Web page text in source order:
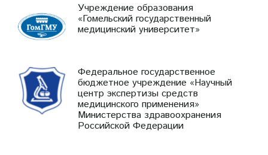
Учреждение образования
«Гомельский государственный
медицинский университет»
Федеральное государственное
бюджетное учреждение «Научный
центр экспертизы средств
медицинского применения»
Министерства здравоохранения
Российской Федерации